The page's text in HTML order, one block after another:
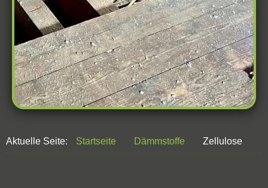
Aktuelle Seite: Startseite Dämmstoffe Zellulose